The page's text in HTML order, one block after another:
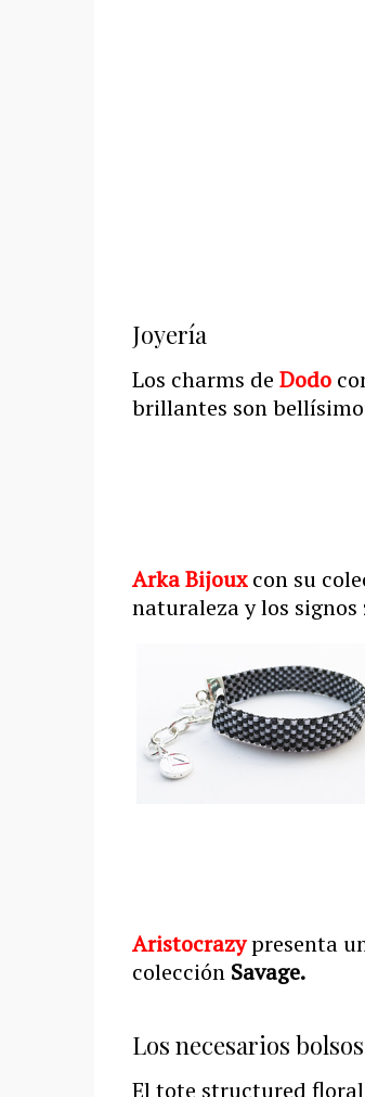
Joyería
Los charms de Dodo
brillantes son
Arka Bijoux con su
naturaleza y los signos
Aristocrazypresenta
colección Savage.
Los necesarios bolsos
El tote structured